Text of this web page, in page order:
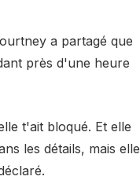
a partagé que
près d'une heure
t'ait bloqué. Et elle
les détails, mais elle